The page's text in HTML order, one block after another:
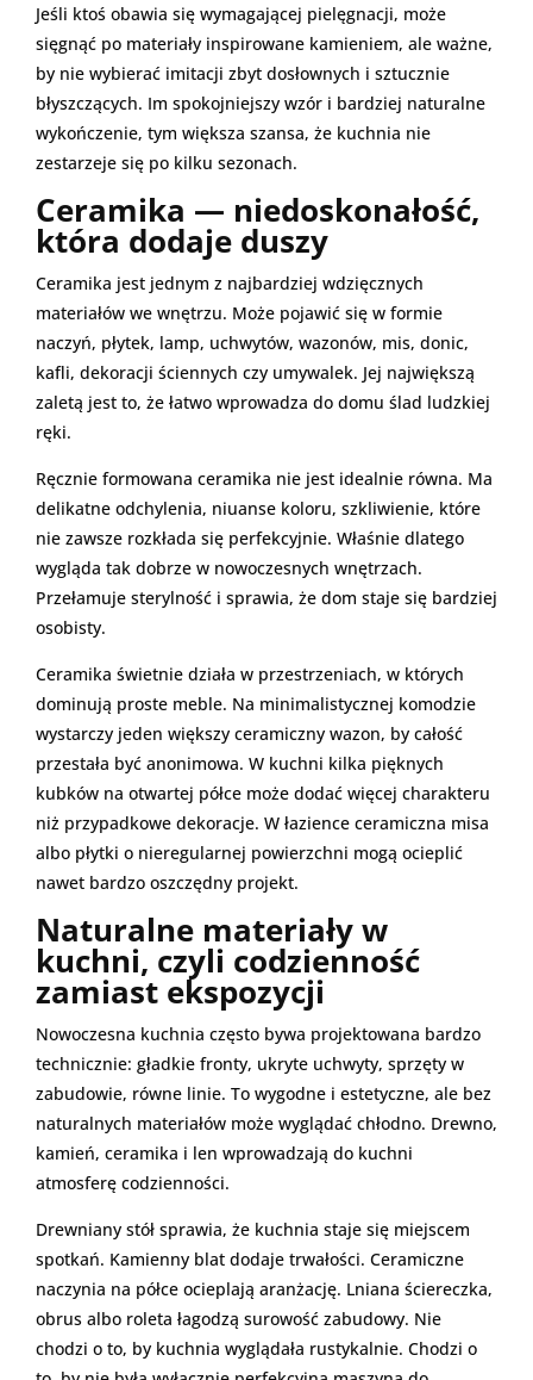
Jeśli ktoś obawia się wymagającej pielęgnacji, może
sięgnąć po materiały inspirowane kamieniem, ale ważne,
by nie wybierać imitacji zbyt dosłownych i sztucznie
błyszczących. Im spokojniejszy wzór i bardziej naturalne
wykończenie, tym większa szansa, że kuchnia nie
zestarzeje się po kilku sezonach.
Ceramika — niedoskonałość,
która dodaje duszy
Ceramika jest jednym z najbardziej wdzięcznych
materiałów we wnętrzu. Może pojawić się w formie
naczyń, płytek, lamp, uchwytów, wazonów, mis, donic,
kafli, dekoracji ściennych czy umywalek. Jej największą
zaletą jest to, że łatwo wprowadza do domu ślad ludzkiej
ręki.
Ręcznie formowana ceramika nie jest idealnie równa. Ma
delikatne odchylenia, niuanse koloru, szkliwienie, które
nie zawsze rozkłada się perfekcyjnie. Właśnie dlatego
wygląda tak dobrze w nowoczesnych wnętrzach.
Przełamuje sterylność i sprawia, że dom staje się bardziej
osobisty.
Ceramika świetnie działa w przestrzeniach, w których
dominują proste meble. Na minimalistycznej komodzie
wystarczy jeden większy ceramiczny wazon, by całość
przestała być anonimowa. W kuchni kilka pięknych
kubków na otwartej półce może dodać więcej charakteru
niż przypadkowe dekoracje. W łazience ceramiczna misa
albo płytki o nieregularnej powierzchni mogą ocieplić
nawet bardzo oszczędny projekt.
Naturalne materiały w
kuchni, czyli codzienność
zamiast ekspozycji
Nowoczesna kuchnia często bywa projektowana bardzo
technicznie: gładkie fronty, ukryte uchwyty, sprzęty w
zabudowie, równe linie. To wygodne i estetyczne, ale bez
naturalnych materiałów może wyglądać chłodno. Drewno,
kamień, ceramika i len wprowadzają do kuchni
atmosferę codzienności.
Drewniany stół sprawia, że kuchnia staje się miejscem
spotkań. Kamienny blat dodaje trwałości. Ceramiczne
naczynia na półce ocieplają aranżację. Lniana ściereczka,
obrus albo roleta łagodzą surowość zabudowy. Nie
chodzi o to, by kuchnia wyglądała rustykalnie. Chodzi o